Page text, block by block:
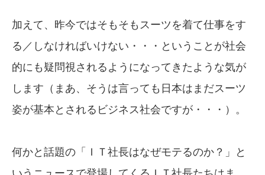
加えて、昨今ではそもそもスーツを着て仕事をす
る／しなければいけない・・・ということが社会
的にも疑問視されるようになってきたような気が
します（まあ、そうは言っても日本はまだスーツ
姿が基本とされるビジネス社会ですが・・・）。
何かと話題の「ＩＴ社長はなぜモテるのか？」と